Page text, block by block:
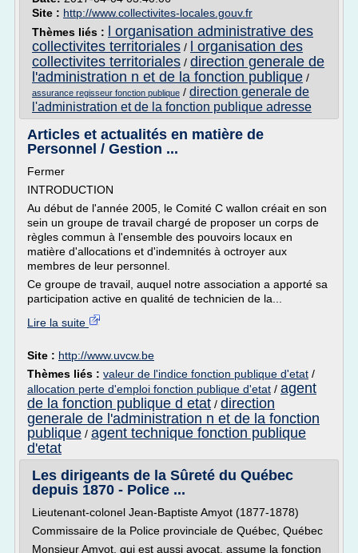
Site : http://www.collectivites-locales.gouv.fr
Thèmes liés :
l organisation administrative des
collectivites territoriales /
l organisation des
collectivites territoriales / direction generale de
l'administration n et de la fonction publique /
assurance regisseur fonction publique / direction generale de
l'administration et de la fonction publique adresse
Articles et actualités en matière de
Personnel / Gestion ...
Fermer
INTRODUCTION
Au début de l'année 2005, le Comité C wallon créait en son
sein un groupe de travail chargé de proposer un corps de
règles commun à l'ensemble des pouvoirs locaux en
matière d'allocations et d'indemnités à octroyer aux
membres de leur personnel.
Ce groupe de travail, auquel notre association a apporté sa
participation active en qualité de technicien de la...
Lire la suite
Site : http://www.uvcw.be
Thèmes liés : valeur de l'indice fonction publique d'etat /
allocation perte d'emploi fonction publique d'etat / agent
de la fonction publique d etat / direction
generale de l'administration n et de la fonction
publique / agent technique fonction publique
d'etat
Les dirigeants de la Sûreté du Québec
depuis 1870 - Police ...
Lieutenant-colonel Jean-Baptiste Amyot (1877-1878)
Commissaire de la Police provinciale de Québec, Québec
Monsieur Amyot, qui est aussi avocat, assume la fonction